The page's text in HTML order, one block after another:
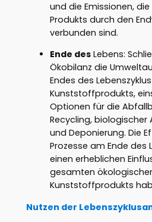
und die Emissionen,
Produkts durch den
verbunden sind.
Ende desLebens:
Ökobilanz die
Endes des
Kunststoffprodukts,
Optionen für die
Recycling, biologischer
und Deponierung. Die
Prozesse am Ende des
einen erheblichen
gesamten
Kunststoffprodukts
Nutzen der